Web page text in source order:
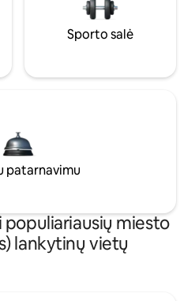
Sporto salė
patarnavimu
miesto
lankytinų vietų